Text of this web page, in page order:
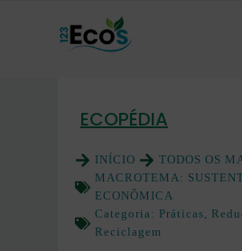
ECOPÉDIA
INÍCIO
TODOS OS
MACROTEMA:
ECONÔMICA
Categoria: Práticas,
Reciclagem